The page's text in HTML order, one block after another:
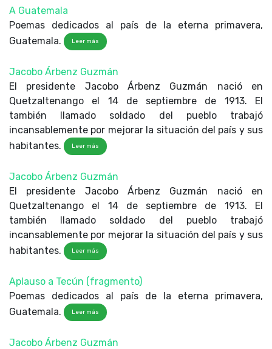
A Guatemala
Poemas dedicados al país de la eterna primavera,
Guatemala.
Leer más
Jacobo Árbenz Guzmán
El presidente Jacobo Árbenz Guzmán nació en
Quetzaltenango el 14 de septiembre de 1913. El
también llamado soldado del pueblo trabajó
incansablemente por mejorar la situación del país y sus
habitantes.
Leer más
Jacobo Árbenz Guzmán
El presidente Jacobo Árbenz Guzmán nació en
Quetzaltenango el 14 de septiembre de 1913. El
también llamado soldado del pueblo trabajó
incansablemente por mejorar la situación del país y sus
habitantes.
Leer más
Aplauso a Tecún (fragmento)
Poemas dedicados al país de la eterna primavera,
Guatemala.
Leer más
Jacobo Árbenz Guzmán